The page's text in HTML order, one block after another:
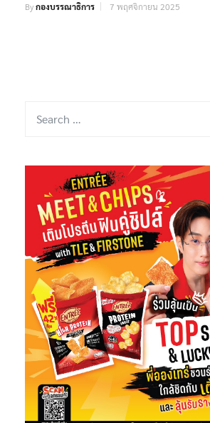
Byกองบรรณาธิการ 7 พฤศจิกายน 2025